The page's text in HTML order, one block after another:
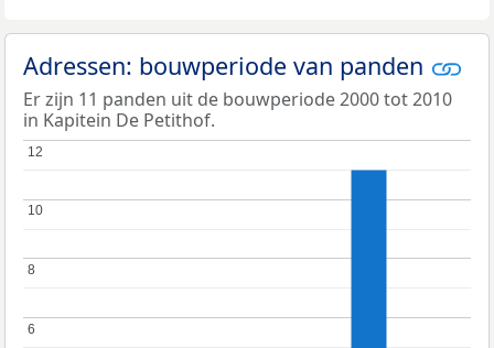
Adressen: bouwperiode van panden
Er zijn 11 panden uit de bouwperiode 2000 tot 2010
in Kapitein De Petithof.
6
6
8
8
10
10
12
12